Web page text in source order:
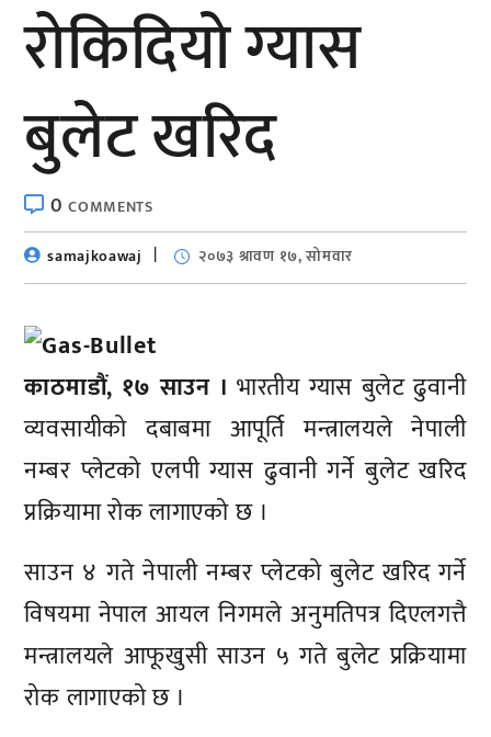
रोकिदियाे ग्यास
बुलेट खरिद
0COMMENTS
samajkoawaj
२०७३ श्रावण १७, सोमवार
काठमाडौं, १७ साउन । भारतीय ग्यास बुलेट ढुवानी
व्यवसायीको दबाबमा आपूर्ति मन्त्रालयले नेपाली
नम्बर प्लेटको एलपी ग्यास ढुवानी गर्ने बुलेट खरिद
प्रक्रियामा रोक लागाएको छ ।
साउन ४ गते नेपाली नम्बर प्लेटको बुलेट खरिद गर्ने
विषयमा नेपाल आयल निगमले अनुमतिपत्र दिएलगत्तै
मन्त्रालयले आफूखुसी साउन ५ गते बुलेट प्रक्रियामा
रोक लागाएको छ ।